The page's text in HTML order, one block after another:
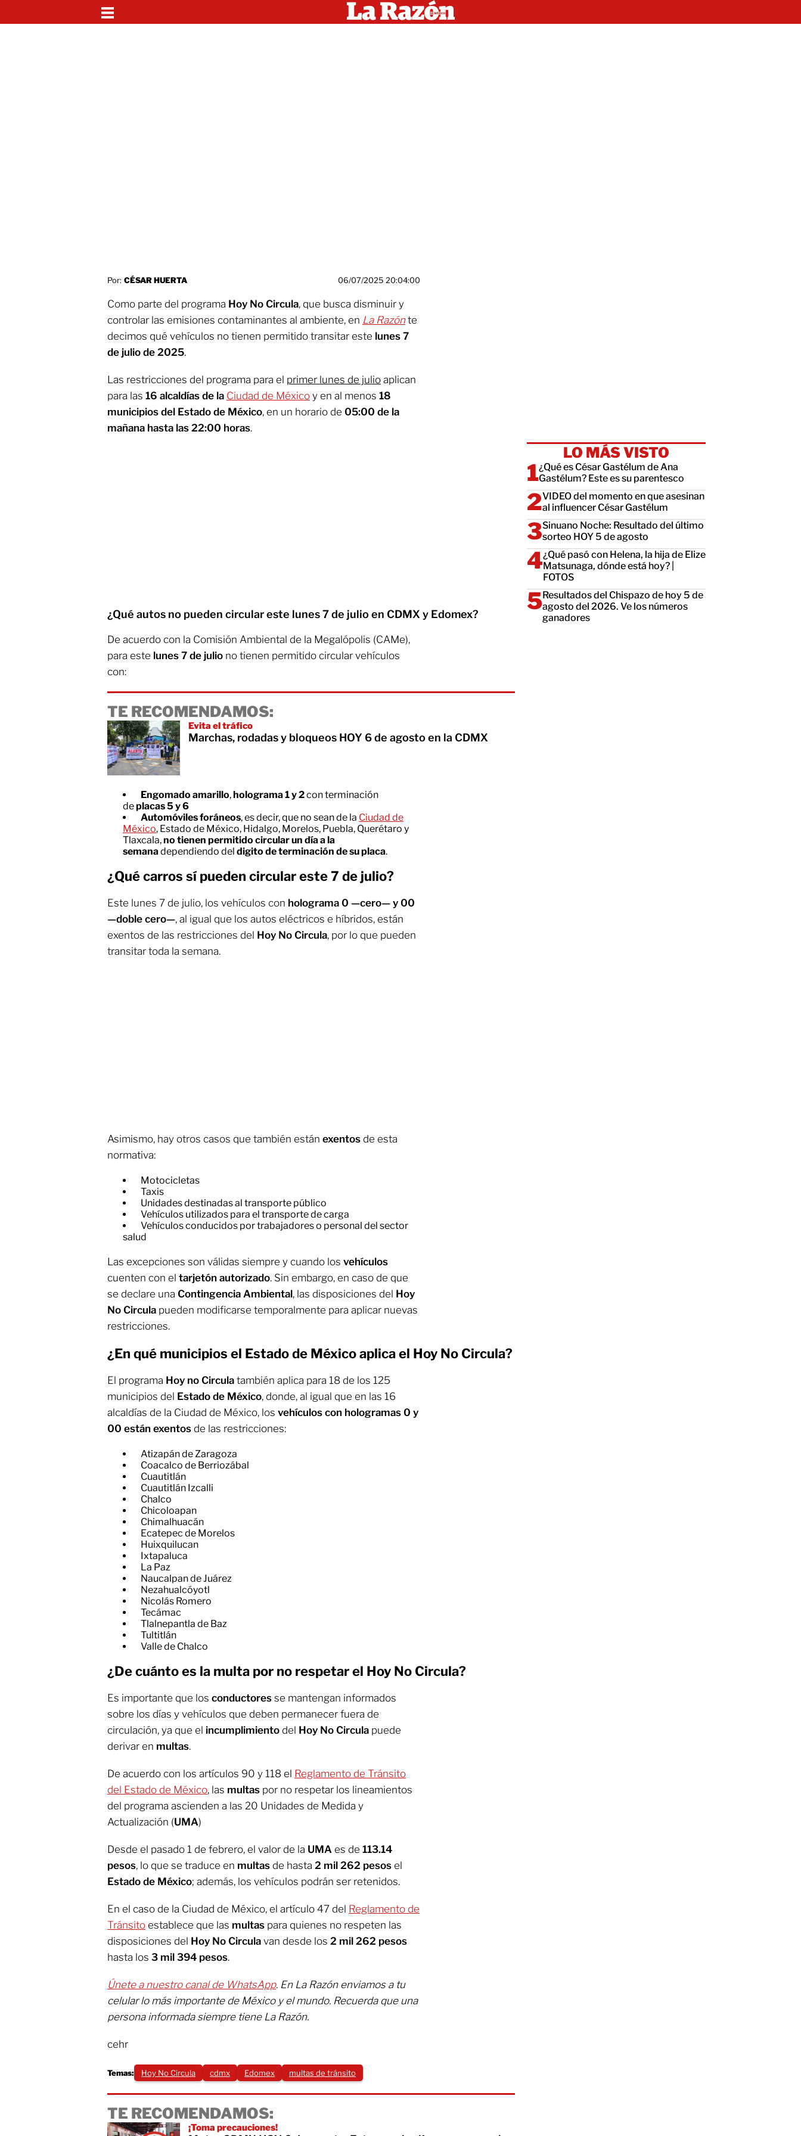
Por: CÉSAR HUERTA 06/07/2025 20:04:00
Como parte del programa Hoy No Circula, que busca disminuir y
controlar las emisiones contaminantes al ambiente, en La Razónte
decimos qué vehículos no tienen permitido transitar este lunes 7
de julio de 2025.
Las restricciones del programa para el primer lunes de julio aplican
para las 16 alcaldías de la Ciudad de México y en al menos 18
municipios del Estado de México, en un horario de 05:00 de la
mañana hasta las 22:00 horas.
¿Qué autos no pueden circular este lunes 7 de julio en CDMX y Edomex?
De acuerdo con la Comisión Ambiental de la Megalópolis (CAMe),
para este lunes 7 de julio no tienen permitido circular vehículos
con:
TE RECOMENDAMOS:
Evita el tráfico
Marchas, rodadas y bloqueos HOY 6 de agosto en la CDMX
Engomado amarillo,holograma 1 y 2con terminación
deplacas 5 y 6
Automóviles foráneos, es decir, que no sean de la Ciudad de
México, Estado de México, Hidalgo, Morelos, Puebla, Querétaro y
Tlaxcala,no tienen permitido circular un día a la
semanadependiendo del digito de terminación de su placa.
¿Qué carros sí pueden circular este 7 de julio?
Este lunes 7 de julio, los vehículos con holograma 0 —cero— y 00
—doble cero—, al igual que los autos eléctricos e híbridos, están
exentos de las restricciones del Hoy No Circula, por lo que pueden
transitar toda la semana.
Asimismo, hay otros casos que también están exentos de esta
normativa:
Motocicletas
Taxis
Unidades destinadas al transporte público
Vehículos utilizados para el transporte de carga
Vehículos conducidos por trabajadores o personal del sector
salud
Las excepciones son válidas siempre y cuando los vehículos
cuenten con el tarjetón autorizado. Sin embargo, en caso de que
se declare una Contingencia Ambiental, las disposiciones del Hoy
No Circula pueden modificarse temporalmente para aplicar nuevas
restricciones.
¿En qué municipios el Estado de México aplica el Hoy No Circula?
El programa Hoy no Circula también aplica para 18 de los 125
municipios del Estado de México, donde, al igual que en las 16
alcaldías de la Ciudad de México, los vehículos con hologramas 0 y
00 están exentos de las restricciones:
Atizapán de Zaragoza
Coacalco de Berriozábal
Cuautitlán
Cuautitlán Izcalli
Chalco
Chicoloapan
Chimalhuacán
Ecatepec de Morelos
Huixquilucan
Ixtapaluca
La Paz
Naucalpan de Juárez
Nezahualcóyotl
Nicolás Romero
Tecámac
Tlalnepantla de Baz
Tultitlán
Valle de Chalco
¿De cuánto es la multa por no respetar el Hoy No Circula?
Es importante que los conductores se mantengan informados
sobre los días y vehículos que deben permanecer fuera de
circulación, ya que el incumplimiento del Hoy No Circula puede
derivar en multas.
De acuerdo con los artículos 90 y 118 el Reglamento de Tránsito
del Estado de México, las multas por no respetar los lineamientos
del programa ascienden a las 20 Unidades de Medida y
Actualización (UMA)
Desde el pasado 1 de febrero, el valor de la UMA es de 113.14
pesos, lo que se traduce en multas de hasta 2 mil 262 pesos el
Estado de México; además, los vehículos podrán ser retenidos.
En el caso de la Ciudad de México, el artículo 47 del Reglamento de
Tránsito establece que las multas para quienes no respeten las
disposiciones del Hoy No Circula van desde los 2 mil 262 pesos
hasta los 3 mil 394 pesos.
Únete a nuestro canal de WhatsApp. En La Razón enviamos a tu
celular lo más importante de México y el mundo. Recuerda que una
persona informada siempre tiene La Razón.
cehr
Temas: Hoy No Circula cdmx Edomex multas de tránsito
TE RECOMENDAMOS:
¡Toma precauciones!
LO MÁS VISTO
¿Qué es César Gastélum de Ana
Gastélum? Este es su parentesco
VIDEO del momento en que asesinan
al influencer César Gastélum
Sinuano Noche: Resultado del último
sorteo HOY 5 de agosto
¿Qué pasó con Helena, la hija de Elize
Matsunaga, dónde está hoy? |
FOTOS
Resultados del Chispazo de hoy 5 de
agosto del 2026. Ve los números
ganadores